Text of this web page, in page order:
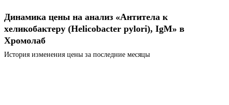
Динамика цены на анализ «Антитела к
хеликобактеру (Helicobacter pylori), IgМ» в
Хромолаб
История изменения цены за последние месяцы